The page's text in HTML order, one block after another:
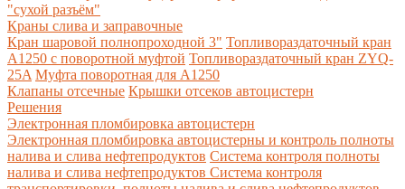
"сухой разъём"
Краны слива и заправочные
Кран шаровой полнопроходной 3" Топливораздаточный кран
A1250 с поворотной муфтой Топливораздаточный кран ZYQ-
25A Муфта поворотная для А1250
Клапаны отсечные Крышки отсеков автоцистерн
Решения
Электронная пломбировка автоцистерн
Электронная пломбировка автоцистерны и контроль полноты
налива и слива нефтепродуктов Система контроля полноты
налива и слива нефтепродуктов Система контроля